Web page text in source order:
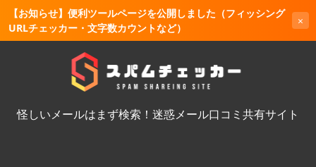
【お知らせ】便利ツールページを公開しました（フィッシング
URLチェッカー・文字数カウントなど）
×
怪しいメールはまず検索！迷惑メール口コミ共有サイト